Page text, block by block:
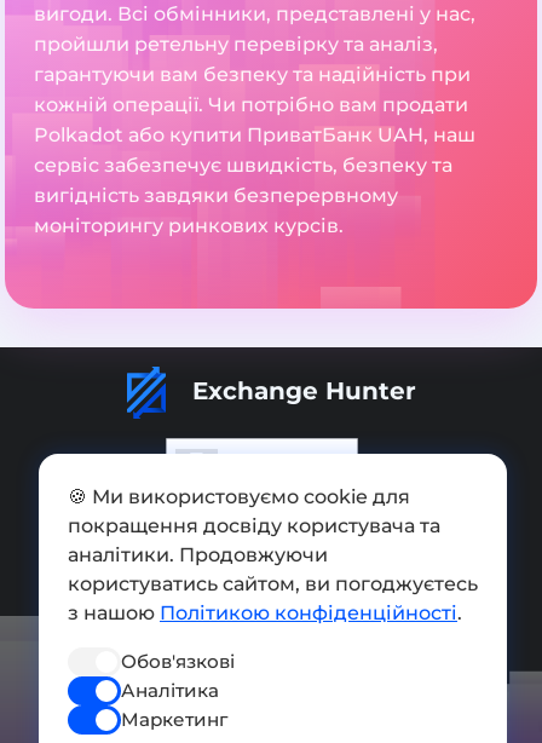
вигоди. Всі обмінники, представлені у нас,
пройшли ретельну перевірку та аналіз,
гарантуючи вам безпеку та надійність при
кожній операції. Чи потрібно вам продати
Polkadot або купити ПриватБанк UAH, наш
сервіс забезпечує швидкість, безпеку та
вигідність завдяки безперервному
моніторингу ринкових курсів.
Exchange Hunter
Додати обмінник
Мапа сайту
Press kit
Умови використання
🍪 Ми використовуємо cookie для
покращення досвіду користувача та
аналітики. Продовжуючи
користуватись сайтом, ви погоджуєтесь
з нашою Політикою конфіденційності.
Обов'язкові
Аналітика
Маркетинг